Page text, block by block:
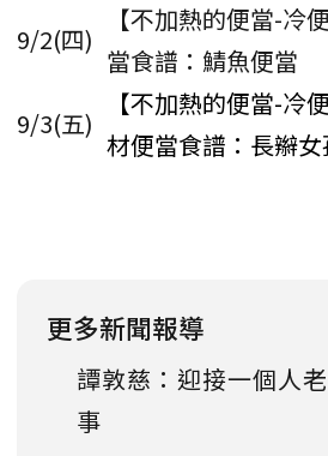
9/2(四)
【不加熱的便當-冷
當食譜：鯖魚便當
9/3(五)
【不加熱的便當-冷
材便當食譜：長辮
更多新聞報導
譚敦慈：迎接一個人
事